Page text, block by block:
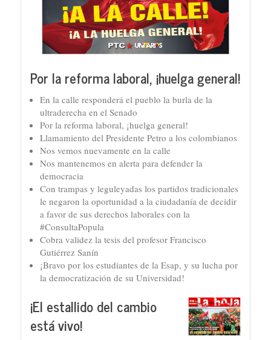
Por la reforma laboral, ¡huelga general!
En la calle responderá el pueblo la burla de la
ultraderecha en el Senado
Por la reforma laboral, ¡huelga general!
Llamamiento del Presidente Petro a los colombianos
Nos vemos nuevamente en la calle
Nos mantenemos en alerta para defender la
democracia
Con trampas y leguleyadas los partidos tradicionales
le negaron la oportunidad a la ciudadanía de decidir
a favor de sus derechos laborales con la
#ConsultaPopula
Cobra validez la tesis del profesor Francisco
Gutiérrez Sanín
¡Bravo por los estudiantes de la Esap, y su lucha por
la democratización de su Universidad!
¡El estallido del cambio
está vivo!